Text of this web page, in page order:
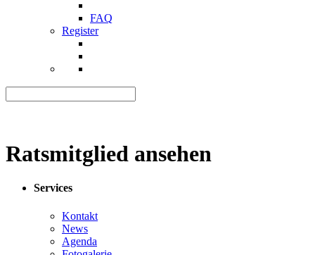
FAQ
Register
Ratsmitglied ansehen
Services
Kontakt
News
Agenda